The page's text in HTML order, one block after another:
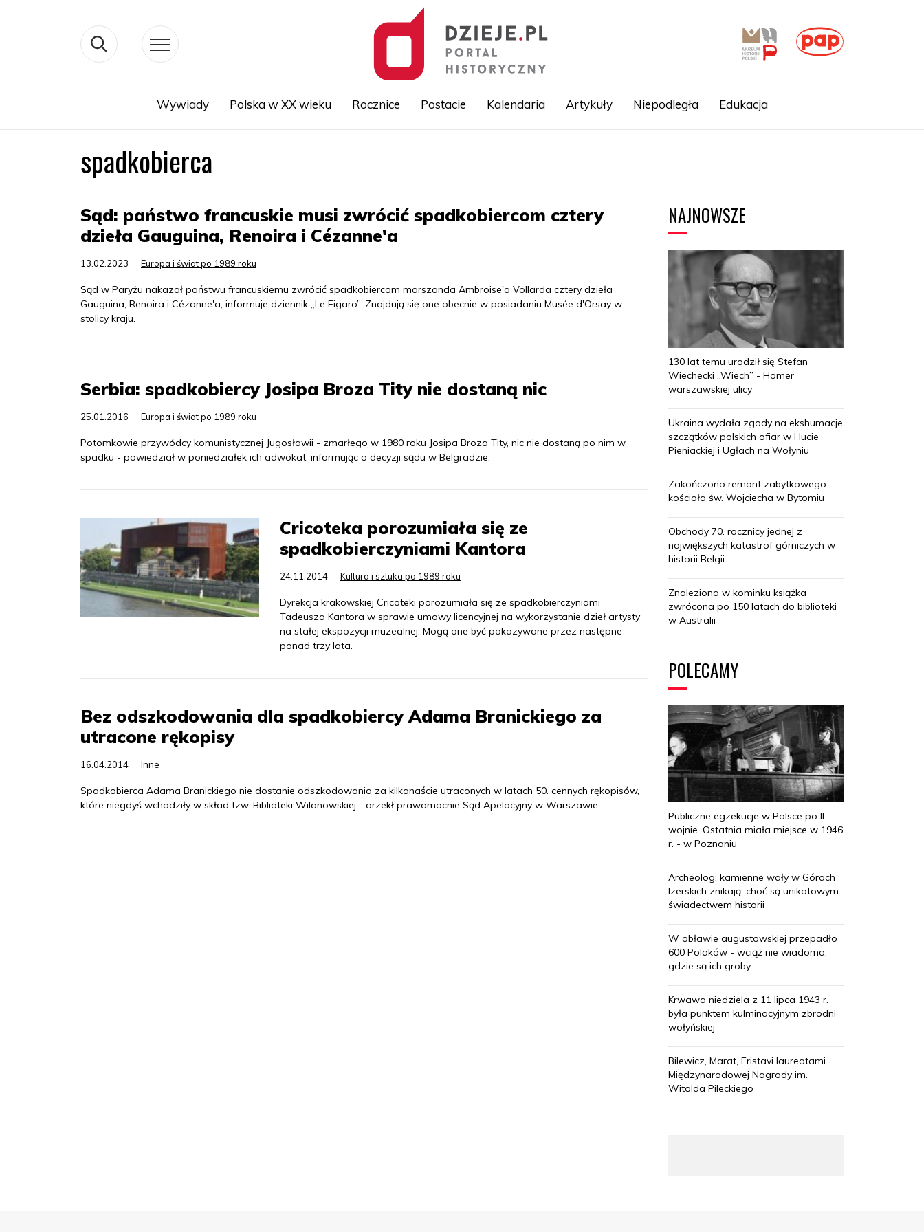
Wywiady Polska w XX wieku Rocznice Postacie Kalendaria Artykuły Niepodległa Edukacja
spadkobierca
Sąd: państwo francuskie musi zwrócić spadkobiercom cztery
dzieła Gauguina, Renoira i Cézanne'a
13.02.2023 Europa i świat po 1989 roku
Sąd w Paryżu nakazał państwu francuskiemu zwrócić spadkobiercom marszanda Ambroise'a Vollarda cztery dzieła
Gauguina, Renoira i Cézanne'a, informuje dziennik „Le Figaro”. Znajdują się one obecnie w posiadaniu Musée d'Orsay w
stolicy kraju.
Serbia: spadkobiercy Josipa Broza Tity nie dostaną nic
25.01.2016 Europa i świat po 1989 roku
Potomkowie przywódcy komunistycznej Jugosławii - zmarłego w 1980 roku Josipa Broza Tity, nic nie dostaną po nim w
spadku - powiedział w poniedziałek ich adwokat, informując o decyzji sądu w Belgradzie.
Cricoteka porozumiała się ze
spadkobierczyniami Kantora
24.11.2014 Kultura i sztuka po 1989 roku
Dyrekcja krakowskiej Cricoteki porozumiała się ze spadkobierczyniami
Tadeusza Kantora w sprawie umowy licencyjnej na wykorzystanie dzieł artysty
na stałej ekspozycji muzealnej. Mogą one być pokazywane przez następne
ponad trzy lata.
Bez odszkodowania dla spadkobiercy Adama Branickiego za
utracone rękopisy
16.04.2014 Inne
Spadkobierca Adama Branickiego nie dostanie odszkodowania za kilkanaście utraconych w latach 50. cennych rękopisów,
które niegdyś wchodziły w skład tzw. Biblioteki Wilanowskiej - orzekł prawomocnie Sąd Apelacyjny w Warszawie.
NAJNOWSZE
130 lat temu urodził się Stefan
Wiechecki „Wiech” - Homer
warszawskiej ulicy
Ukraina wydała zgody na ekshumacje
szczątków polskich ofiar w Hucie
Pieniackiej i Ugłach na Wołyniu
Zakończono remont zabytkowego
kościoła św. Wojciecha w Bytomiu
Obchody 70. rocznicy jednej z
największych katastrof górniczych w
historii Belgii
Znaleziona w kominku książka
zwrócona po 150 latach do biblioteki
w Australii
POLECAMY
Publiczne egzekucje w Polsce po II
wojnie. Ostatnia miała miejsce w 1946
r. - w Poznaniu
Archeolog: kamienne wały w Górach
Izerskich znikają, choć są unikatowym
świadectwem historii
W obławie augustowskiej przepadło
600 Polaków - wciąż nie wiadomo,
gdzie są ich groby
Krwawa niedziela z 11 lipca 1943 r.
była punktem kulminacyjnym zbrodni
wołyńskiej
Bilewicz, Marat, Eristavi laureatami
Międzynarodowej Nagrody im.
Witolda Pileckiego